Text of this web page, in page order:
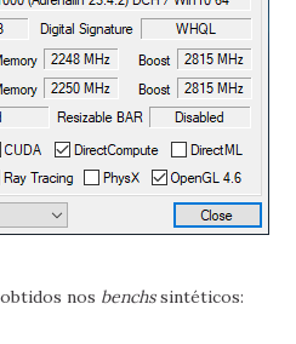
nos benchssintéticos: